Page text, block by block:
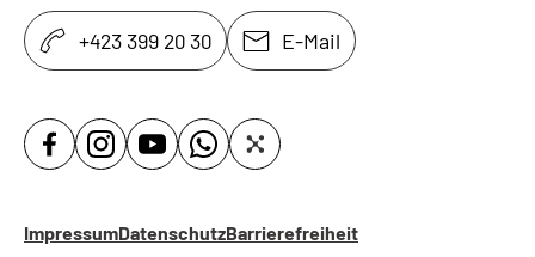
+423 399 20 30 E-Mail
ImpressumDatenschutzBarrierefreiheit